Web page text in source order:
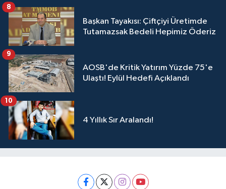
Başkan Tayakısı: Çiftçiyi Üretimde
Tutamazsak Bedeli Hepimiz Öderiz
8
AOSB'de Kritik Yatırım Yüzde 75'e
Ulaştı! Eylül Hedefi Açıklandı
9
4 Yıllık Sır Aralandı!
10